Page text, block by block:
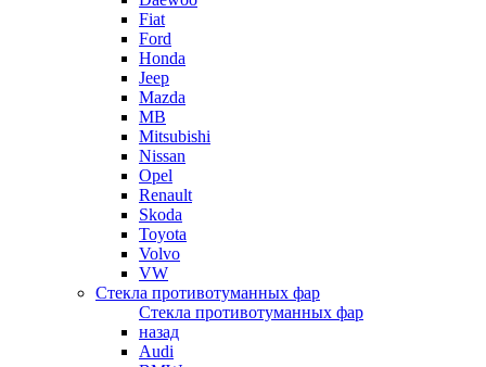
Fiat
Ford
Honda
Jeep
Mazda
MB
Mitsubishi
Nissan
Opel
Renault
Skoda
Toyota
Volvo
VW
Стекла противотуманных фар
Стекла противотуманных фар
назад
Audi